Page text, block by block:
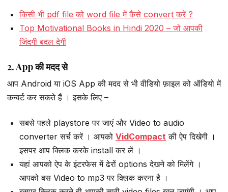
किसी भी pdf file को word file में कैसे convert करें ?
Top Motivational Books in Hindi 2020 – जो आपकी
जिंदगी बदल देगी
2. App की मदद से
आप Android या iOS App की मदद से भी वीडियो फ़ाइल को ऑडियो में
कन्वर्ट कर सकते हैं । इसके लिए –
सबसे पहले playstore पर जाएं और Video to audio
converter सर्च करें । आपको VidCompact की ऐप दिखेगी ।
इसपर आप क्लिक करके install कर लें ।
यहां आपको ऐप के इंटरफेस में ढेरों options देखने को मिलेंगे ।
आपको बस Video to mp3 पर क्लिक करना है ।